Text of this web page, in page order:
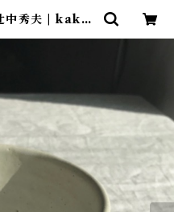
中秀夫 | kakel